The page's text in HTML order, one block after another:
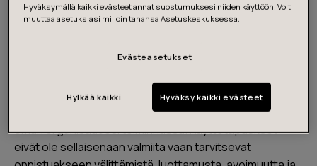
Tekoälyn käyttötapaukset
Loimme yhdessä julkisen sektorin kanssa tekoälyn
haasteisiin. Toivottavasti oppaamme avulla saat
käytännön inspiraatiota, kuinka hyödyntää tekoälyä
oman organisaatiosi toiminnassa. Käyttötapaukset
eivät ole sellaisenaan valmiita vaan tarvitsevat
Hyväksymällä kaikki evästeet annat suostumuksesi niiden käyttöön. Voit
muuttaa asetuksiasi milloin tahansa Asetuskeskuksessa.
Evästeasetukset
Hylkää kaikki Hyväksy kaikki evästeet